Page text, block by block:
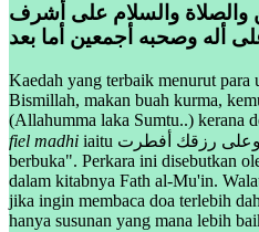
والصلاة والسلام على أشرف
أله وصحبه أجمعين أما بعد
Kaedah yang terbaik menurut para
Bismillah, makan buah kurma,
(Allahumma laka Sumtu..) kerana
fiel madhi iaitu وعلى رزقك أفطرت "dengan rezeki-Mu aku telah
berbuka". Perkara ini disebutkan
dalam kitabnya Fath al-Mu'in.
jika ingin membaca doa terlebih
hanya susunan yang mana lebih